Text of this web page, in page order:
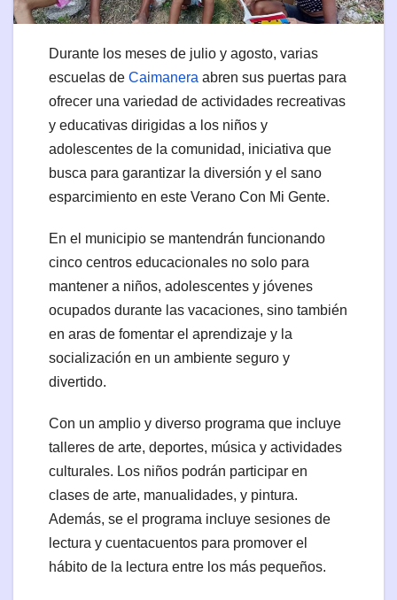
Durante los meses de julio y agosto, varias
escuelas de Caimanera abren sus puertas para
ofrecer una variedad de actividades recreativas
y educativas dirigidas a los niños y
adolescentes de la comunidad, iniciativa que
busca para garantizar la diversión y el sano
esparcimiento en este Verano Con Mi Gente.
En el municipio se mantendrán funcionando
cinco centros educacionales no solo para
mantener a niños, adolescentes y jóvenes
ocupados durante las vacaciones, sino también
en aras de fomentar el aprendizaje y la
socialización en un ambiente seguro y
divertido.
Con un amplio y diverso programa que incluye
talleres de arte, deportes, música y actividades
culturales. Los niños podrán participar en
clases de arte, manualidades, y pintura.
Además, se el programa incluye sesiones de
lectura y cuentacuentos para promover el
hábito de la lectura entre los más pequeños.